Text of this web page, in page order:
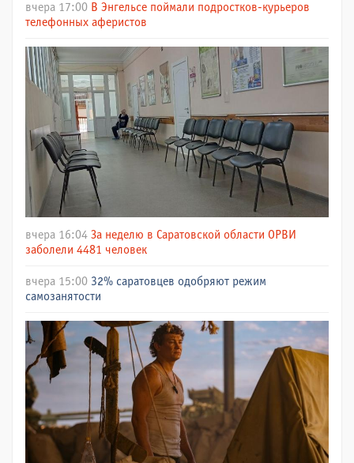
вчера 17:00 В Энгельсе поймали подростков-курьеров
телефонных аферистов
вчера 16:04 За неделю в Саратовской области ОРВИ
заболели 4481 человек
вчера 15:00 32% саратовцев одобряют режим
самозанятости